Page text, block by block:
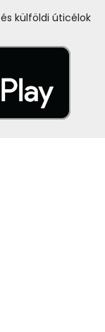
külföldi úticélok